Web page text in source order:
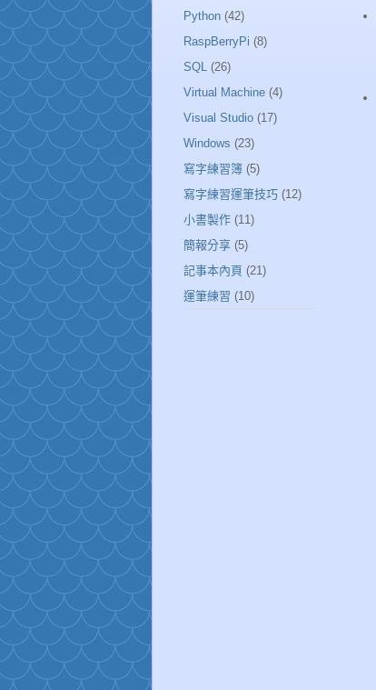
Python (42)
RaspBerryPi (8)
SQL (26)
Virtual Machine (4)
Visual Studio (17)
Windows (23)
寫字練習簿 (5)
寫字練習運筆技巧 (12)
小書製作 (11)
簡報分享 (5)
記事本內頁 (21)
運筆練習 (10)